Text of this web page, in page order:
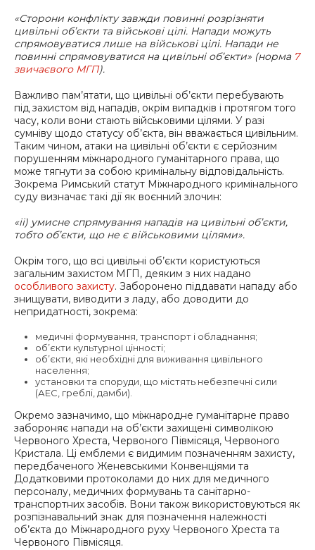
«Сторони конфлікту завжди повинні розрізняти
цивільні об’єкти та військові цілі. Напади можуть
спрямовуватися лише на військові цілі. Напади не
повинні спрямовуватися на цивільні об’єкти» (норма 7
звичаєвого МГП).
Важливо пам’ятати, що цивільні об’єкти перебувають
під захистом від нападів, окрім випадків і протягом того
часу, коли вони стають військовими цілями. У разі
сумніву щодо статусу об’єкта, він вважається цивільним.
Таким чином, атаки на цивільні об’єкти є серйозним
порушенням міжнародного гуманітарного права, що
може тягнути за собою кримінальну відповідальність.
Зокрема Римський статут Міжнародного кримінального
суду визначає такі дії як воєнний злочин:
«ii) умисне спрямування нападів на цивільні об’єкти,
тобто об’єкти, що не є військовими цілями».
Окрім того, що всі цивільні об’єкти користуються
загальним захистом МГП, деяким з них надано
особливого захисту. Заборонено піддавати нападу або
знищувати, виводити з ладу, або доводити до
непридатності, зокрема:
медичні формування, транспорт і обладнання;
об’єкти культурної цінності;
об’єкти, які необхідні для виживання цивільного
населення;
установки та споруди, що містять небезпечні сили
(АЕС, греблі, дамби).
Окремо зазначимо, що міжнародне гуманітарне право
забороняє напади на об’єкти захищені символікою
Червоного Хреста, Червоного Півмісяця, Червоного
Кристала. Ці емблеми є видимим позначенням захисту,
передбаченого Женевськими Конвенціями та
Додатковими протоколами до них для медичного
персоналу, медичних формувань та санітарно-
транспортних засобів. Вони також використовуються як
розпізнавальний знак для позначення належності
об’єкта до Міжнародного руху Червоного Хреста та
Червоного Півмісяця.